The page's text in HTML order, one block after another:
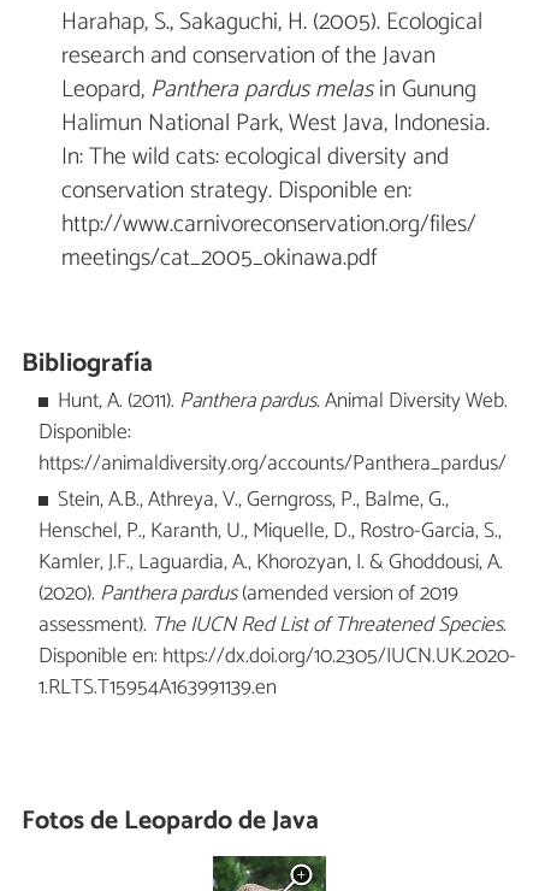
Harahap, S., Sakaguchi, H. (2005). Ecological
research and conservation of the Javan
Leopard, Panthera pardus melasin Gunung
Halimun National Park, West Java, Indonesia.
In: The wild cats: ecological diversity and
conservation strategy. Disponible en:
http://www.carnivoreconservation.org/files/
meetings/cat_2005_okinawa.pdf
Bibliografía
Hunt, A. (2011). Panthera pardus.Animal Diversity Web.
Disponible:
https://animaldiversity.org/accounts/Panthera_pardus/
Stein, A.B., Athreya, V., Gerngross, P., Balme, G.,
Henschel, P., Karanth, U., Miquelle, D., Rostro-Garcia, S.,
Kamler, J.F., Laguardia, A., Khorozyan, I. & Ghoddousi, A.
(2020). Panthera pardus(amended version of 2019
assessment). The IUCN Red List of Threatened Species.
Disponible en: https://dx.doi.org/10.2305/IUCN.UK.2020-
1.RLTS.T15954A163991139.en
Fotos de Leopardo de Java